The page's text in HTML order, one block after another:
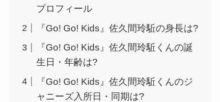
プロフィール
『Go! Go! Kids』佐久間玲駈の身長は?
『Go! Go! Kids』佐久間玲駈くんの誕
生日・年齢は?
『Go! Go! Kids』佐久間玲駈くんのジ
ャニーズ入所日・同期は?